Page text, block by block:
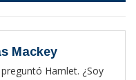
Mackey
Hamlet. ¿Soy